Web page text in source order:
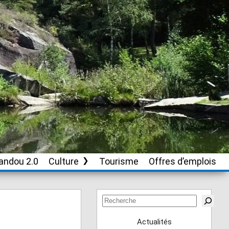
2.0 Culture
Soutien aux
associations culturelles
Tourisme Offres d’emplois
Rechercher
Actualités